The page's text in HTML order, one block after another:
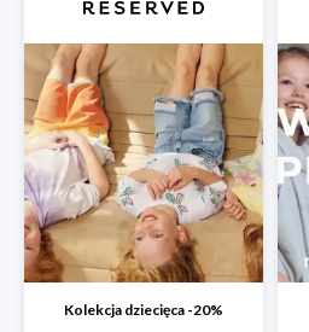
Kolekcja dziecięca -20%